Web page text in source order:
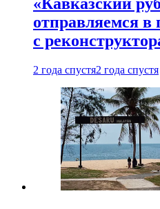
отправляемся в
с
2 года спустя2 года спустя